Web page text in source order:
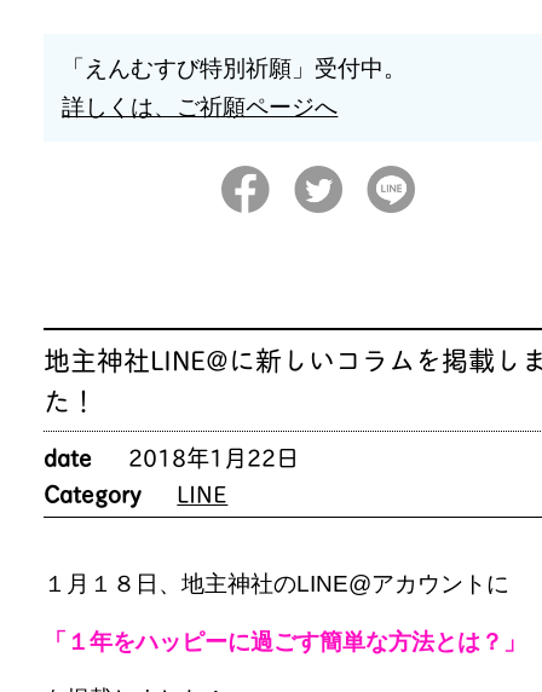
「えんむすび特別祈願」受付中。
詳しくは、ご祈願ページへ
地主神社LINE@に新しいコラムを掲載し
た！
date
2018年1月22日
Category
LINE
１月１８日、地主神社のLINE@アカウントに
「１年をハッピーに過ごす簡単な方法とは？」